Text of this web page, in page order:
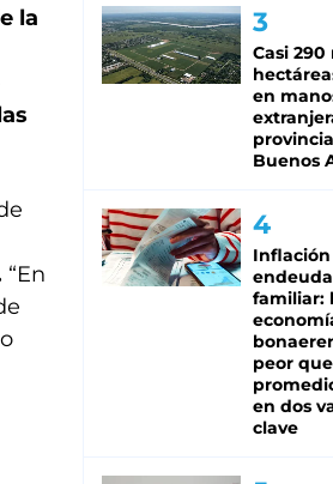
la
“En
Casi 290
en
Buenos
Inflación
familiar:
peor
en dos
clave